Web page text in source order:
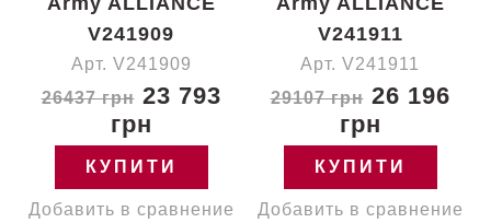
V241909
Арт. V241909
26437 грн23 793
грн
КУПИТИ
Добавить в сравнение
V241911
Арт. V241911
29107 грн26 196
грн
КУПИТИ
Добавить в сравнение